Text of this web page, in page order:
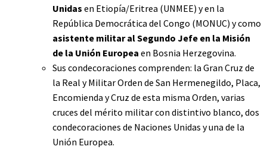
Unidas en Etiopía/Eritrea (UNMEE) y en la
República Democrática del Congo (MONUC) y como
asistente militar al Segundo Jefe en la Misión
de la Unión Europea en Bosnia Herzegovina.
Sus condecoraciones comprenden: la Gran Cruz de
la Real y Militar Orden de San Hermenegildo, Placa,
Encomienda y Cruz de esta misma Orden, varias
cruces del mérito militar con distintivo blanco, dos
condecoraciones de Naciones Unidas y una de la
Unión Europea.